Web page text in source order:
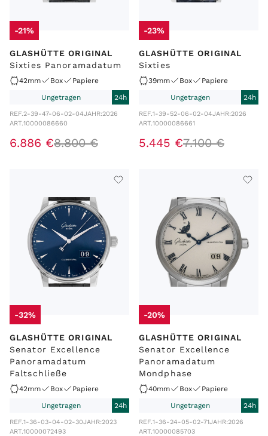
-21%
GLASHÜTTE ORIGINAL
Sixties Panoramadatum
42mm Box
Papiere
Ungetragen
24h
REF.2-39-47-06-02-04JAHR:2026
ART.10000086660
6.886 €8.800 €
-23%
GLASHÜTTE ORIGINAL
Sixties
39mm Box
Papiere
Ungetragen
24h
REF.1-39-52-06-02-04JAHR:2026
ART.10000086661
5.445 €7.100 €
-32%
GLASHÜTTE ORIGINAL
Senator Excellence
Panoramadatum
Faltschließe
42mm Box
Papiere
Ungetragen
24h
REF.1-36-03-04-02-30JAHR:2023
ART.10000072493
-20%
GLASHÜTTE ORIGINAL
Senator Excellence
Panoramadatum
Mondphase
40mm Box
Papiere
Ungetragen
24h
REF.1-36-24-05-02-71JAHR:2026
ART.10000085703